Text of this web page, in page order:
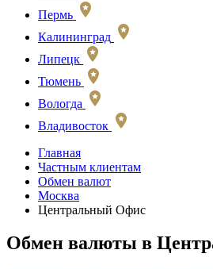
Пермь
Калининград
Липецк
Тюмень
Вологда
Владивосток
Главная
Частным клиентам
Обмен валют
Москва
Центральный Офис
Обмен валюты в